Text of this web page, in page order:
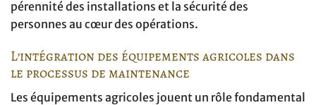
pérennité des installations et la sécurité des
personnes au cœur des opérations.
L’intégration des équipements agricoles dans
le processus de maintenance
Les équipements agricoles jouent un rôle fondamental